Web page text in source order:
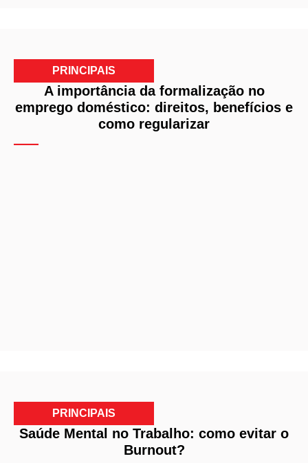
PRINCIPAIS
A importância da formalização no
emprego doméstico: direitos, benefícios e
como regularizar
PRINCIPAIS
Saúde Mental no Trabalho: como evitar o
Burnout?